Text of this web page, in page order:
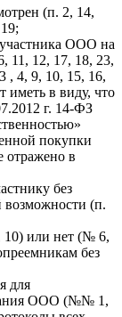
(п. 2, 14,
участника ООО на
11, 12, 17, 18, 23,
, 4, 9, 10, 15, 16,
иметь в виду, что
г. 14-ФЗ
покупки
отражено в
без
возможности (п.
10) или нет (№ 6,
без
для
ООО (№№ 1,